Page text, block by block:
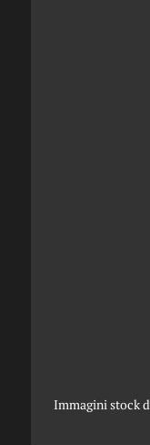
Immagini stock